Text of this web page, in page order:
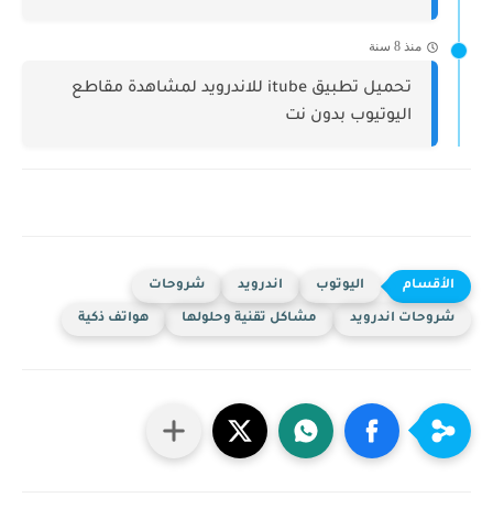
منذ 8 سنة
تحميل تطبيق itube للاندرويد لمشاهدة مقاطع
اليوتيوب بدون نت
اليوتوب اندرويد شروحات
شروحات اندرويد مشاكل تقنية وحلولها هواتف ذكية